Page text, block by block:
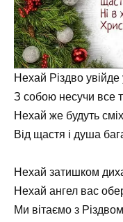
Нехай Різдво
З собою несучи все
Нехай же будуть
Від щастя і душа
Нехай затишком
Нехай ангел вас
Ми вітаємо з Різдвом